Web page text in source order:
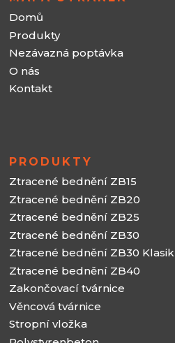
Domů
Produkty
Nezávazná poptávka
O nás
Kontakt
PRODUKTY
Ztracené bednění ZB15
Ztracené bednění ZB20
Ztracené bednění ZB25
Ztracené bednění ZB30
Ztracené bednění ZB30 Klasik
Ztracené bednění ZB40
Zakončovací tvárnice
Věncová tvárnice
Stropní vložka